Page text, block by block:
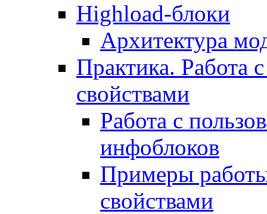
Highload-блоки
Архитектура
Практика. Работа
свойствами
Работа с
инфоблоков
Примеры
свойствами